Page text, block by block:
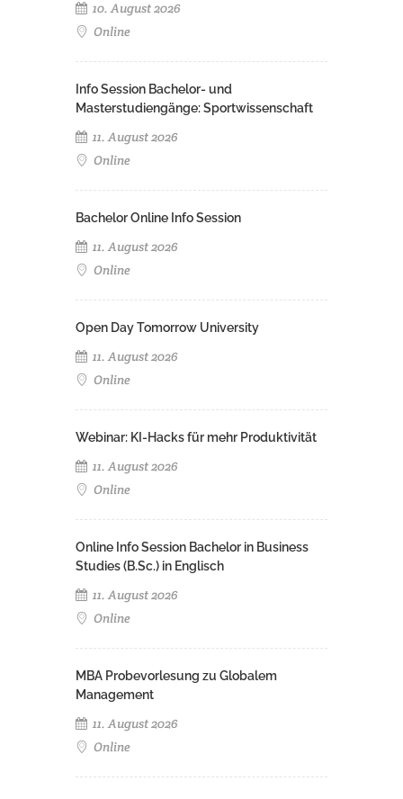
10. August 2026
Online
Info Session Bachelor- und
Masterstudiengänge: Sportwissenschaft
11. August 2026
Online
Bachelor Online Info Session
11. August 2026
Online
Open Day Tomorrow University
11. August 2026
Online
Webinar: KI-Hacks für mehr Produktivität
11. August 2026
Online
Online Info Session Bachelor in Business
Studies (B.Sc.) in Englisch
11. August 2026
Online
MBA Probevorlesung zu Globalem
Management
11. August 2026
Online